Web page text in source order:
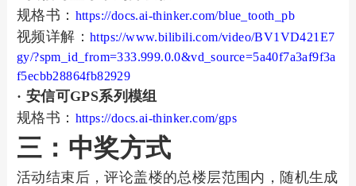
规格书： https://docs.ai-thinker.com/blue_tooth_pb
视频详解： https://www.bilibili.com/video/BV1VD421E7
gy/?spm_id_from=333.999.0.0&vd_source=5a40f7a3af9f3a
f5ecbb28864fb82929
· 安信可GPS系列模组
规格书： https://docs.ai-thinker.com/gps
三：中奖方式
活动结束后，评论盖楼的总楼层范围内，随机生成